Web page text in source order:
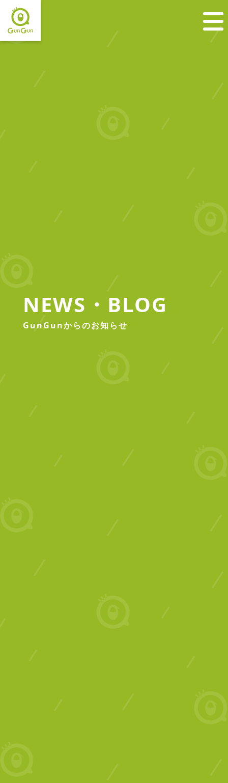
NEWS・BLOG
GunGunからのお知らせ